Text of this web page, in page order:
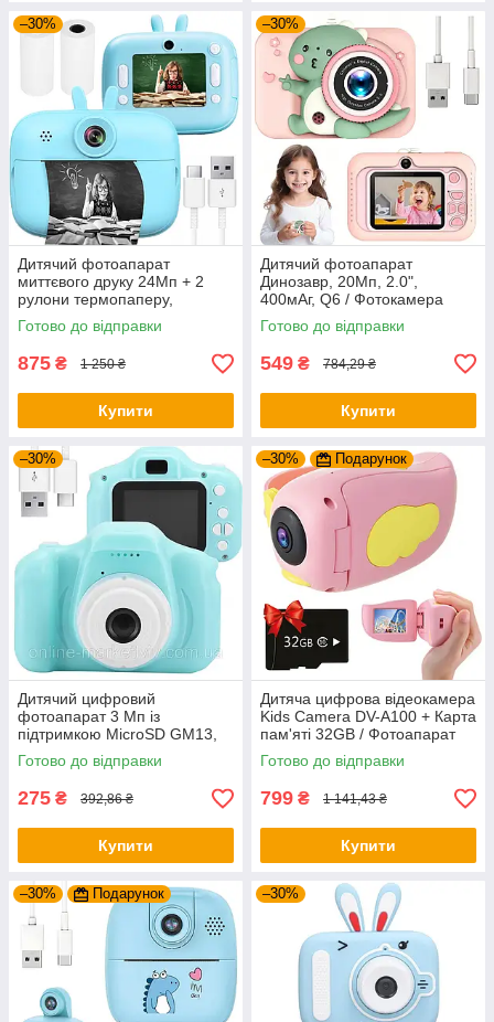
–30%
Дитячий фотоапарат
миттєвого друку 24Мп + 2
рулони термопаперу,
Блакитний / Дитяча цифрова
камера
Готово до відправки
875 ₴ 1 250 ₴
Купити
–30%
Дитячий фотоапарат
Динозавр, 20Мп, 2.0",
400мАг, Q6 / Фотокамера
дитяча / Цифровий
фотоапарат для дітей
Готово до відправки
549 ₴ 784,29 ₴
Купити
–30%
Дитячий цифровий
фотоапарат 3 Мп із
підтримкою MicroSD GM13,
М'ятний / Іграшкова міні
камера для дітей
Готово до відправки
275 ₴ 392,86 ₴
Купити
–30% Подарунок
Дитяча цифрова відеокамера
Kids Camera DV-A100 + Карта
пам'яті 32GB / Фотоапарат
для дітей
Готово до відправки
799 ₴ 1 141,43 ₴
Купити
–30% Подарунок –30%